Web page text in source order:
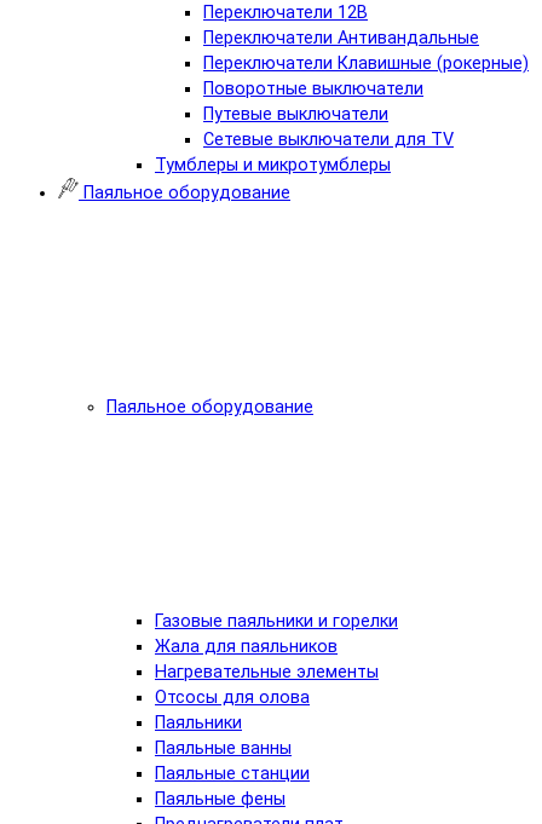
Переключатели 12В
Переключатели Антивандальные
Переключатели Клавишные (рокерные)
Поворотные выключатели
Путевые выключатели
Сетевые выключатели для TV
Тумблеры и микротумблеры
Паяльное оборудование
Паяльное оборудование
Газовые паяльники и горелки
Жала для паяльников
Нагревательные элементы
Отсосы для олова
Паяльники
Паяльные ванны
Паяльные станции
Паяльные фены